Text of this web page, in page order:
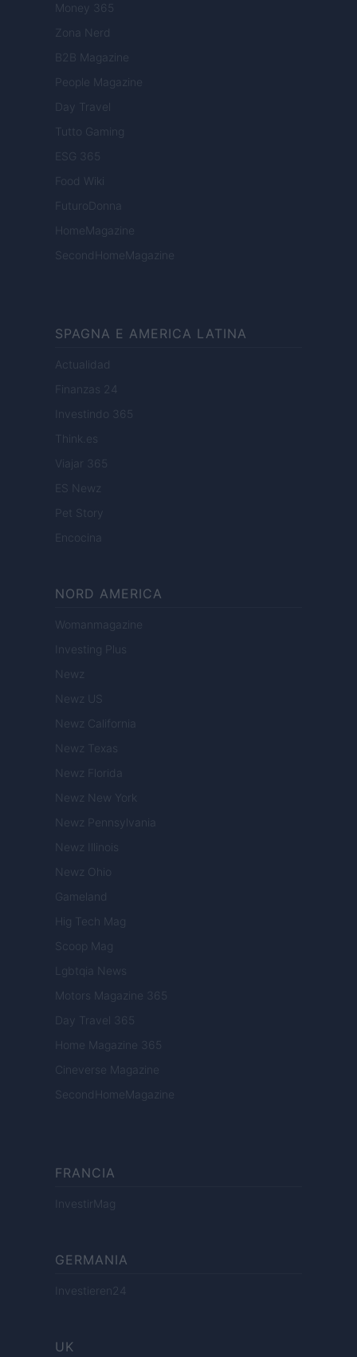
Money 365
Zona Nerd
B2B Magazine
People Magazine
Day Travel
Tutto Gaming
ESG 365
Food Wiki
FuturoDonna
HomeMagazine
SecondHomeMagazine
SPAGNA E AMERICA LATINA
Actualidad
Finanzas 24
Investindo 365
Think.es
Viajar 365
ES Newz
Pet Story
Encocina
NORD AMERICA
Womanmagazine
Investing Plus
Newz
Newz US
Newz California
Newz Texas
Newz Florida
Newz New York
Newz Pennsylvania
Newz Illinois
Newz Ohio
Gameland
Hig Tech Mag
Scoop Mag
Lgbtqia News
Motors Magazine 365
Day Travel 365
Home Magazine 365
Cineverse Magazine
SecondHomeMagazine
FRANCIA
InvestirMag
GERMANIA
Investieren24
UK